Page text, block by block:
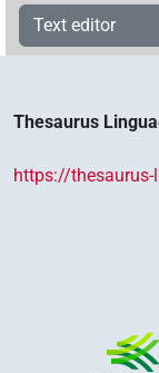
Text editor
Thesaurus
https://thesaurus-